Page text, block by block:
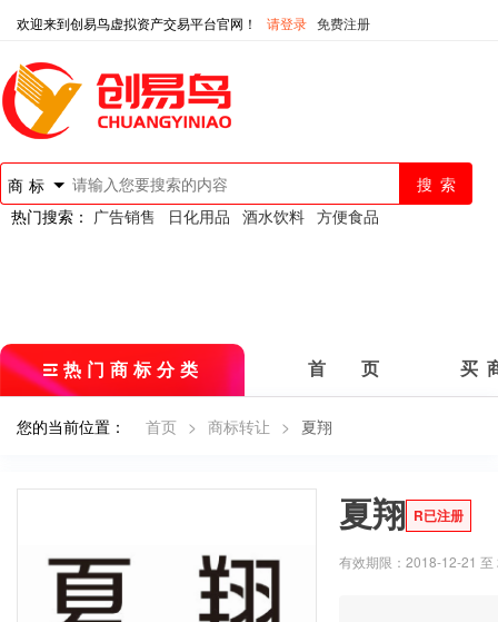
欢迎来到创易鸟虚拟资产交易平台官网！ 请登录 免费注册
商标
热门搜索： 广告销售 日化用品 酒水饮料 方便食品
热门商标分类 首 页 买
您的当前位置： 首页 > 商标转让 > 夏翔
夏翔 R已注册
有效期限：2018-12-21